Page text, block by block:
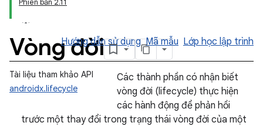
Phiên bản 2.11
Vòng đời
Hướng dẫn sử dụng Mã mẫu Lớp học lập trình
Tài liệu tham khảo API
androidx.lifecycle
Các thành phần có nhận biết
vòng đời (lifecycle) thực hiện
các hành động để phản hồi
trước một thay đổi trong trạng thái vòng đời của một